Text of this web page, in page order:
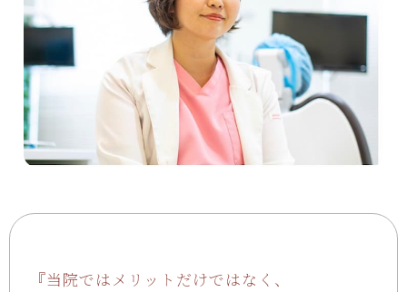
『当院ではメリットだけではなく、